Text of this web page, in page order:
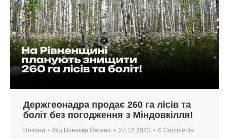
Держгеонадра продає 260 га лісів та
боліт без погодження з Міндовкілля!
Новини Від Наньєва Оксана 27.12.2023 0 Comments